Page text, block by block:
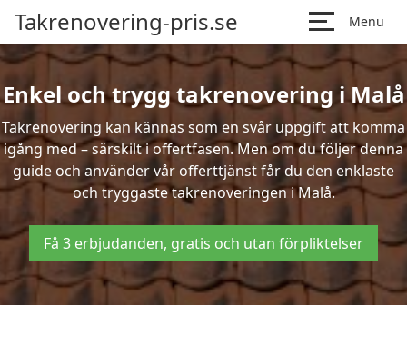
Takrenovering-pris.se Menu
Enkel och trygg takrenovering i Malå
Takrenovering kan kännas som en svår uppgift att komma
igång med – särskilt i offertfasen. Men om du följer denna
guide och använder vår offerttjänst får du den enklaste
och tryggaste takrenoveringen i Malå.
Få 3 erbjudanden, gratis och utan förpliktelser